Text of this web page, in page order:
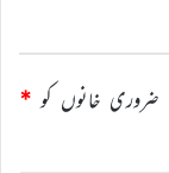
ضروری خانوں کو *